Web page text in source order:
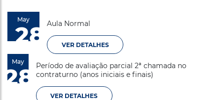
May
28 Aula Normal
VER DETALHES
May
28
Período de avaliação parcial 2ª chamada no
contraturno (anos iniciais e finais)
VER DETALHES